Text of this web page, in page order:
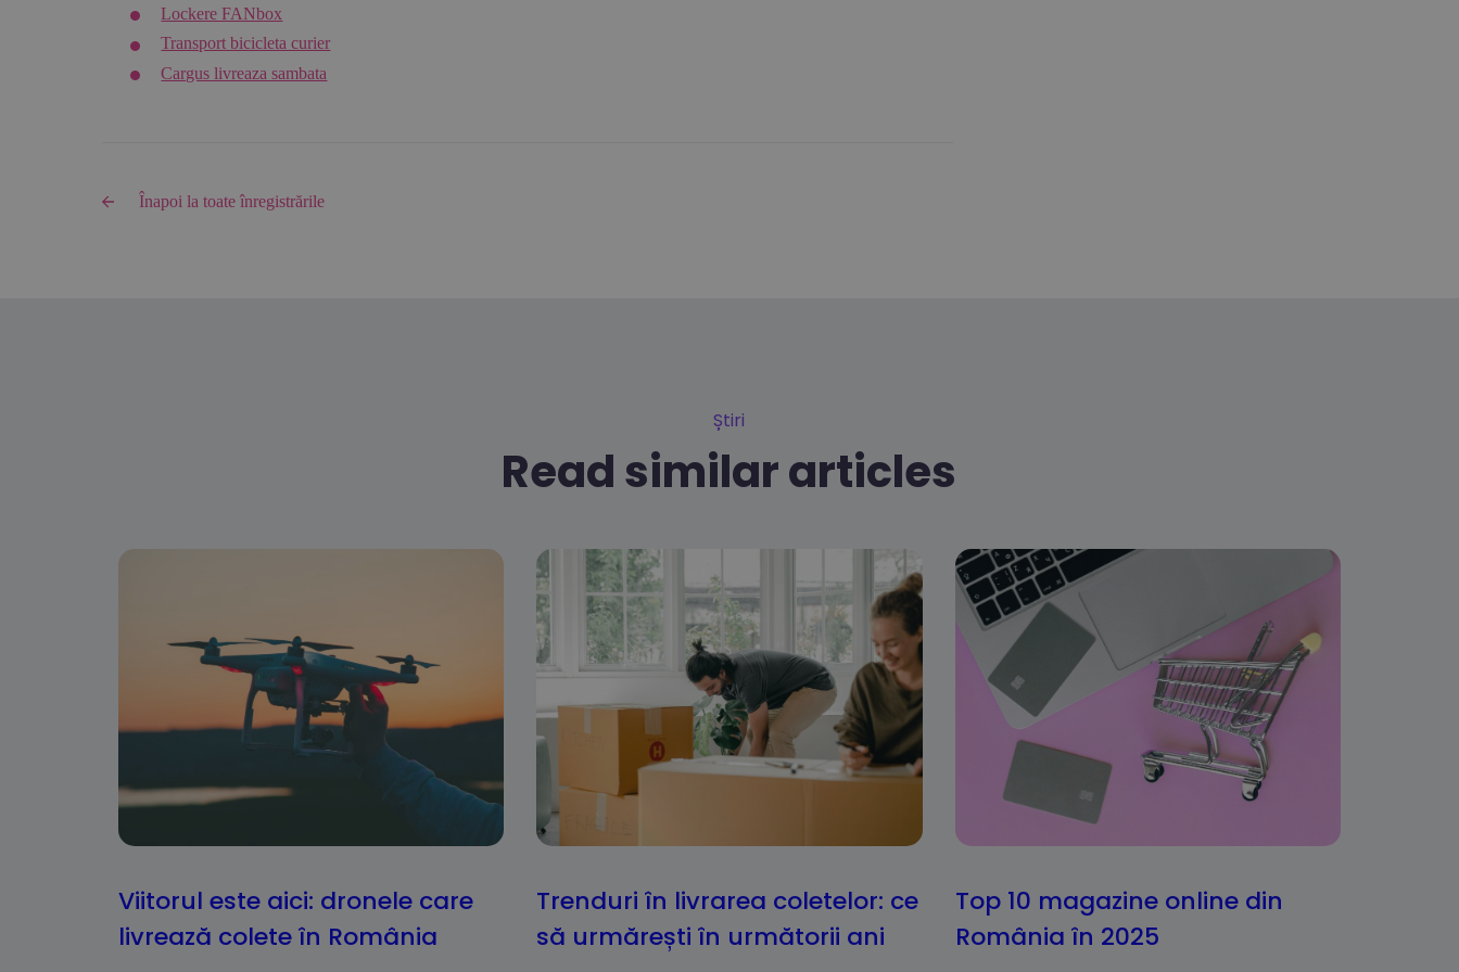
Lockere FANbox
Transport bicicleta curier
Cargus livreaza sambata
Înapoi la toate înregistrările
Știri
Read similar articles
Viitorul este aici: dronele care
livrează colete în România
Trenduri în livrarea coletelor: ce
să urmărești în următorii ani
Top 10 magazine online din
România în 2025